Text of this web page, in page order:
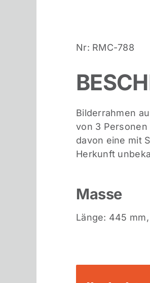
Nr: RMC-788
Bilderrahmen
von 3 Personen
davon eine mit
Herkunft
Masse
Länge: 445